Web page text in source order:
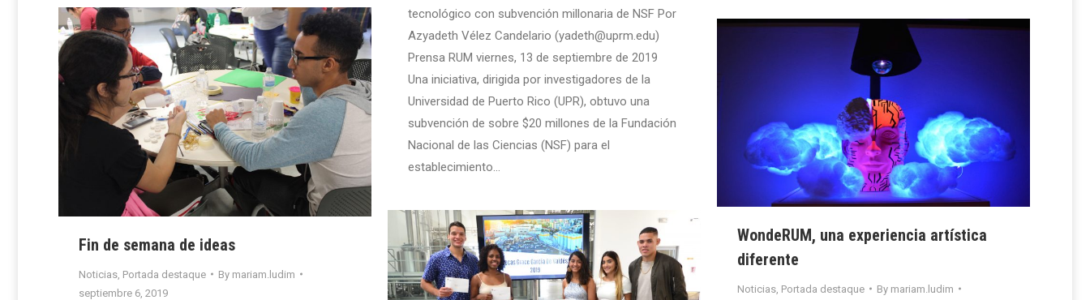
tecnológico con subvención millonaria de NSF Por
Azyadeth Vélez Candelario (yadeth@uprm.edu)
Prensa RUM viernes, 13 de septiembre de 2019
Una iniciativa, dirigida por investigadores de la
Universidad de Puerto Rico (UPR), obtuvo una
subvención de sobre $20 millones de la Fundación
Nacional de las Ciencias (NSF) para el
establecimiento…
Fin de semana de ideas
Noticias Portada destaque By mariam.ludim
septiembre 6, 2019
WondeRUM, una experiencia artística
diferente
Noticias Portada destaque By mariam.ludim